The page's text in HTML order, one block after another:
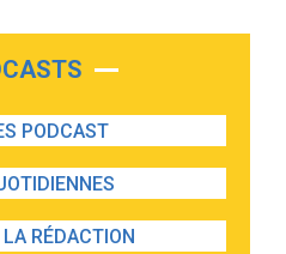
PODCAST
LA RÉDACTION